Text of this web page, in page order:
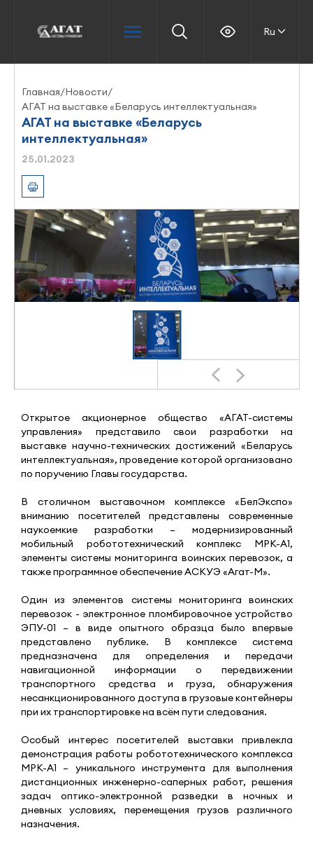
Ru
Главная/Новости/
АГАТ на выставке «Беларусь интеллектуальная»
АГАТ на выставке «Беларусь
интеллектуальная»
25.01.2023
Открытое акционерное общество «АГАТ-системы
управления» представило свои разработки на
выставке научно-технических достижений «Беларусь
интеллектуальная», проведение которой организовано
по поручению Главы государства.
В столичном выставочном комплексе «БелЭкспо»
вниманию посетителей представлены современные
наукоемкие разработки – модернизированный
мобильный робототехнический комплекс МРК-А1,
элементы системы мониторинга воинских перевозок, а
также программное обеспечение АСКУЭ «Агат-М».
Один из элементов системы мониторинга воинских
перевозок - электронное пломбировочное устройство
ЭПУ-01 – в виде опытного образца было впервые
представлено публике. В комплексе система
предназначена для определения и передачи
навигационной информации о передвижении
транспортного средства и груза, обнаружения
несанкционированного доступа в грузовые контейнеры
при их транспортировке на всём пути следования.
Особый интерес посетителей выставки привлекла
демонстрация работы робототехнического комплекса
МРК-А1 – уникального инструмента для выполнения
дистанционных инженерно-саперных работ, решения
задач оптико-электронной разведки в ночных и
дневных условиях, перемещения грузов различного
назначения.